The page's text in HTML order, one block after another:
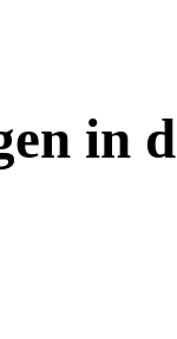
in